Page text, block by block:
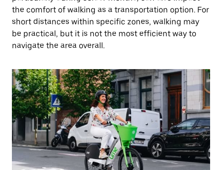
the comfort of walking as a transportation option. For
short distances within specific zones, walking may
be practical, but it is not the most efficient way to
navigate the area overall.